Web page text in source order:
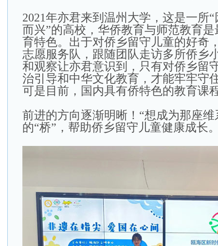
2021年亦君来到温州大学，这是一所
而兴”的高校，华侨教育与师范教育
育特色。出于对侨乡留守儿童的好奇
志愿服务队，跟随团队走访多所侨乡
和观察让亦君意识到，只有对侨乡留
治引导和中华文化教育，才能牢牢守
可是目前，国内具有侨特色的教育课
前进的方向逐渐明晰！“想成为那座
的“桥”，帮助侨乡留守儿童健康成长